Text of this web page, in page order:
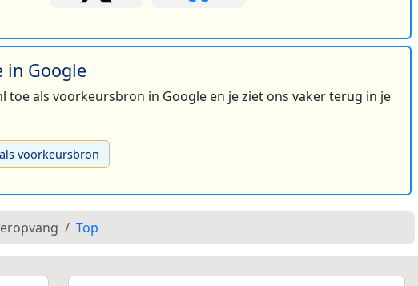
in Google
toe als voorkeursbron in Google en je ziet ons vaker terug in je
voorkeursbron
Top